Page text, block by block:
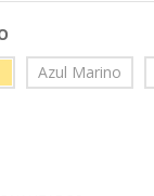
Azul Marino